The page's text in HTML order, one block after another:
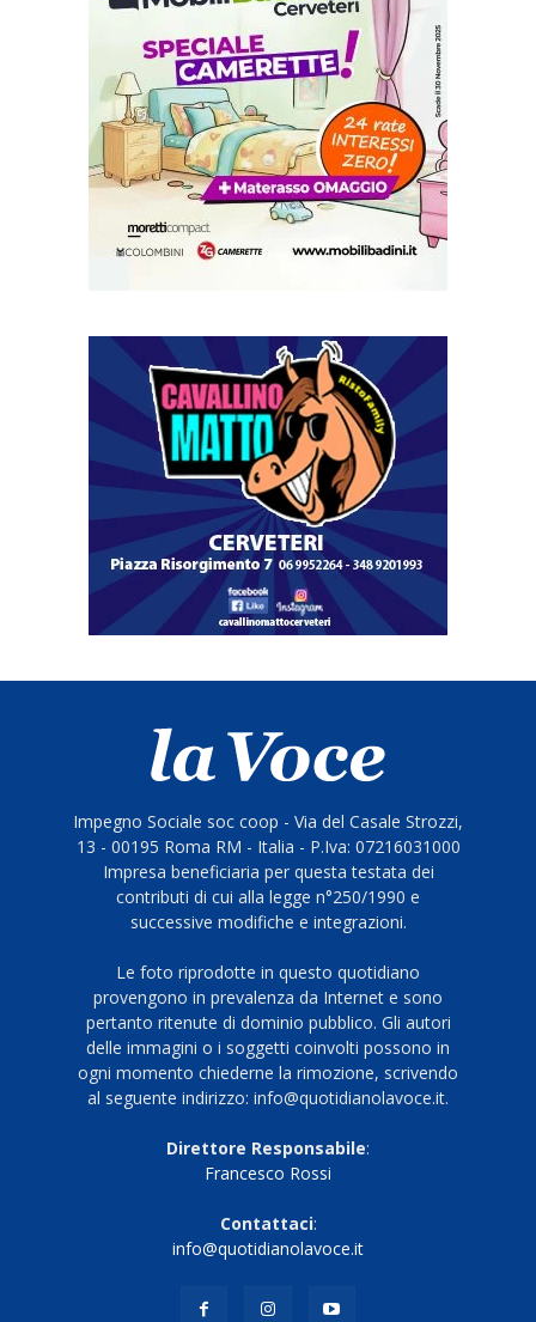
Impegno Sociale soc coop - Via del Casale Strozzi,
13 - 00195 Roma RM - Italia - P.Iva: 07216031000
Impresa beneficiaria per questa testata dei
contributi di cui alla legge n°250/1990 e
successive modifiche e integrazioni.
Le foto riprodotte in questo quotidiano
provengono in prevalenza da Internet e sono
pertanto ritenute di dominio pubblico. Gli autori
delle immagini o i soggetti coinvolti possono in
ogni momento chiederne la rimozione, scrivendo
al seguente indirizzo: info@quotidianolavoce.it.
Direttore Responsabile:
Francesco Rossi
Contattaci:
info@quotidianolavoce.it